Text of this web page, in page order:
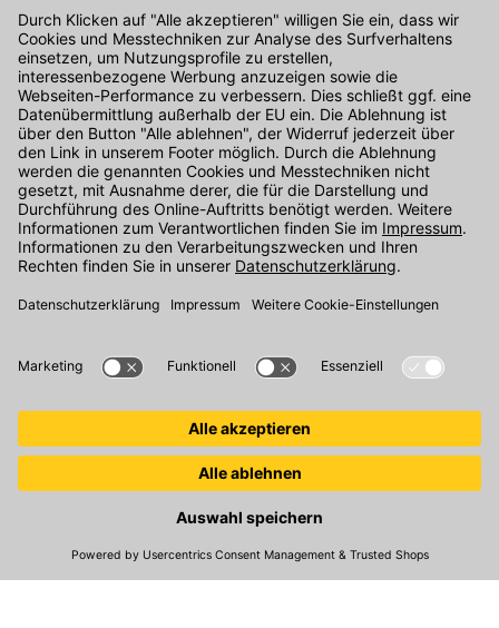
Kontakt
Unser Onlineshop Team ist montags bis freitags von 08:00 - 17:00
Uhr unter der Telefonnummer07071 / 151-151für Sie erreichbar.
Alternativ können Sie unser Kontaktformular nutzen.
Den Kontakt direkt in unsere Niederlassungen finden Sie
© 2026 Kemmler Baustoffe GmbH